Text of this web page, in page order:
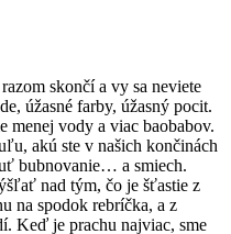
skončí a vy sa neviete
úžasné farby, úžasný pocit.
vody a viac baobabov.
akú ste v našich končinách
bubnovanie… a smiech.
nad tým, čo je šťastie z
na spodok rebríčka, a z
Keď je prachu najviac, sme